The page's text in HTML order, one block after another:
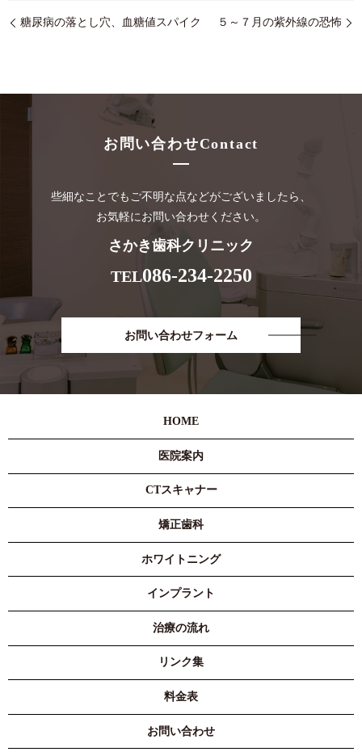
糖尿病の落とし穴、血糖値スパイク ５～７月の紫外線の恐怖
お問い合わせContact
些細なことでもご不明な点などがございましたら、
お気軽にお問い合わせください。
さかき歯科クリニック
TEL086-234-2250
お問い合わせフォーム
HOME
医院案内
CTスキャナー
矯正歯科
ホワイトニング
インプラント
治療の流れ
リンク集
料金表
お問い合わせ